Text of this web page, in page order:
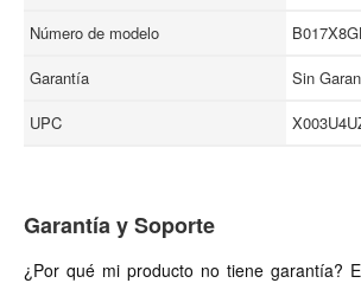
Número de modelo
Garantía
Sin
UPC
Garantía y Soporte
¿Por qué mi producto no tiene garantía?